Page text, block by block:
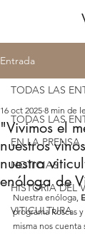
Entrada
TODAS LAS
EN LA PRENSA
NOTICIAS
HISTORIA DEL
VITICULTURA
TODAS LAS
"Vivimos el
nuestros
nuestra
enóloga de
16 oct 2025 8 min de
Nuestra enóloga,
programa Roscas
misma nos